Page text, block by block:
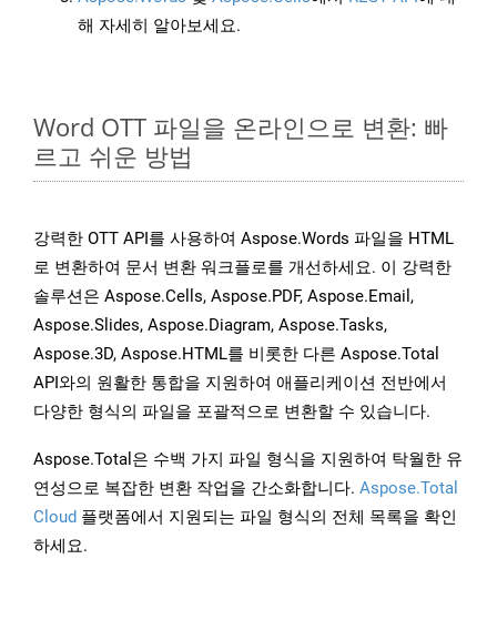
해 자세히 알아보세요.
Word OTT 파일을 온라인으로 변환: 빠
르고 쉬운 방법
강력한 OTT API를 사용하여 Aspose.Words 파일을 HTML
로 변환하여 문서 변환 워크플로를 개선하세요. 이 강력한
솔루션은 Aspose.Cells, Aspose.PDF, Aspose.Email,
Aspose.Slides, Aspose.Diagram, Aspose.Tasks,
Aspose.3D, Aspose.HTML를 비롯한 다른 Aspose.Total
API와의 원활한 통합을 지원하여 애플리케이션 전반에서
다양한 형식의 파일을 포괄적으로 변환할 수 있습니다.
Aspose.Total은 수백 가지 파일 형식을 지원하여 탁월한 유
연성으로 복잡한 변환 작업을 간소화합니다. Aspose.Total
Cloud 플랫폼에서 지원되는 파일 형식의 전체 목록을 확인
하세요.